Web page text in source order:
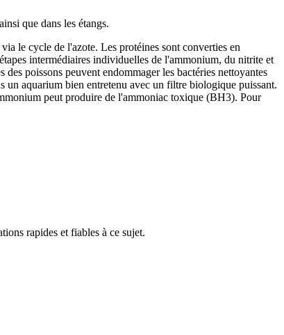
que dans les étangs.
le cycle de l'azote. Les protéines sont converties en
intermédiaires individuelles de l'ammonium, du nitrite et
poissons peuvent endommager les bactéries nettoyantes
un aquarium bien entretenu avec un filtre biologique puissant.
peut produire de l'ammoniac toxique (BH3). Pour
rapides et fiables à ce sujet.